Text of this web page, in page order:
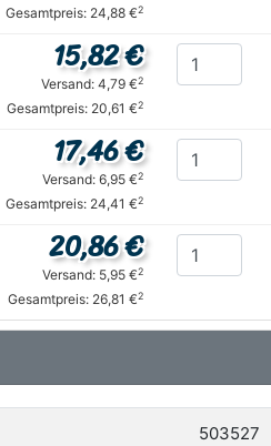
Gesamtpreis: 24,88 €2
15,82 €
Versand: 4,79 €2
Gesamtpreis: 20,61 €2
17,46 €
Versand: 6,95 €2
Gesamtpreis: 24,41 €2
20,86 €
Versand: 5,95 €2
Gesamtpreis: 26,81 €2
503527